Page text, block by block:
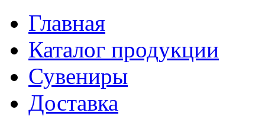
Главная
Каталог продукции
Сувениры
Доставка